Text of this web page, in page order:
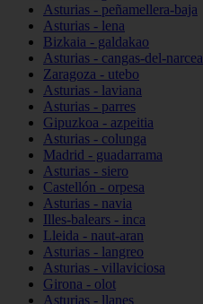
Asturias - peñamellera-baja
Asturias - lena
Bizkaia - galdakao
Asturias - cangas-del-narcea
Zaragoza - utebo
Asturias - laviana
Asturias - parres
Gipuzkoa - azpeitia
Asturias - colunga
Madrid - guadarrama
Asturias - siero
Castellón - orpesa
Asturias - navia
Illes-balears - inca
Lleida - naut-aran
Asturias - langreo
Asturias - villaviciosa
Girona - olot
Asturias - llanes